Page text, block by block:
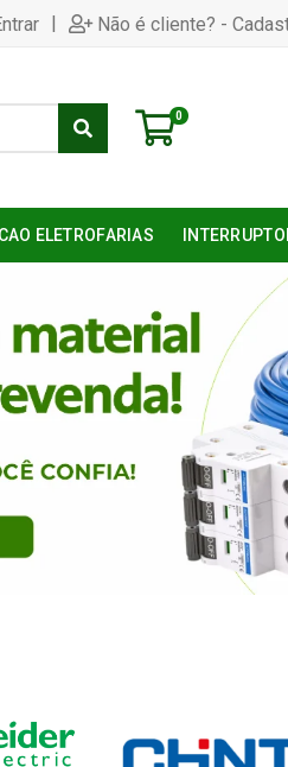
| Não é cliente? -
0
ELETROFARIAS